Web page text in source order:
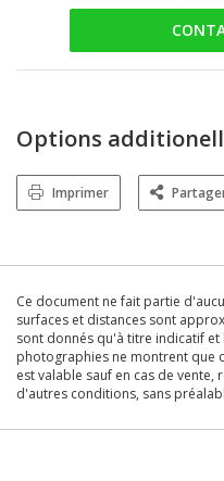
Options
Imprimer
Ce document ne fait partie
surfaces et distances sont
sont donnés qu'à titre indicatif
photographies ne montrent que
est valable sauf en cas de
d'autres conditions, sans